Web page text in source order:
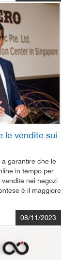
le vendite sui
garantire che le
in tempo per
nei negozi
è il maggiore
08/11/2023